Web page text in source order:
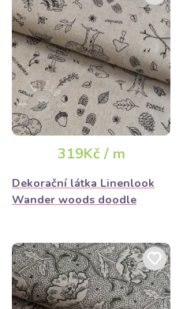
319Kč / m
Dekorační látka Linenlook
Wander woods doodle